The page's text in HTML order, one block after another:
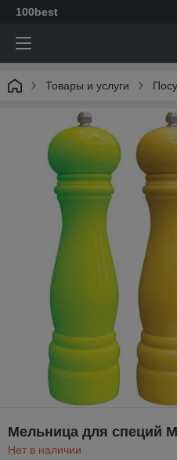
100best
Товары и услуги
Мельница для специй
Нет в наличии